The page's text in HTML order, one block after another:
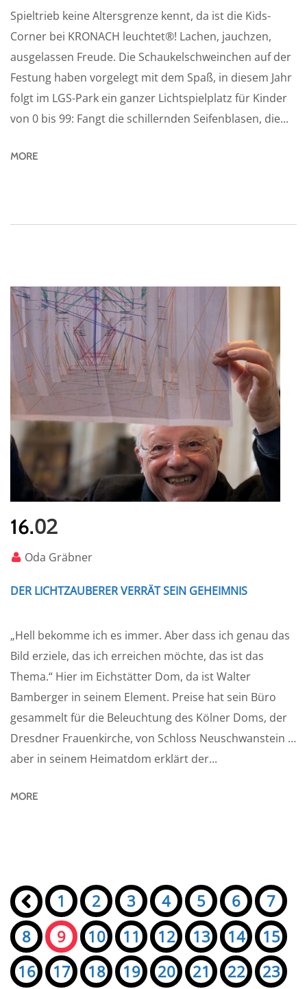
Spieltrieb keine Altersgrenze kennt, da ist die Kids-
Corner bei KRONACH leuchtet®! Lachen, jauchzen,
ausgelassen Freude. Die Schaukelschweinchen auf der
Festung haben vorgelegt mit dem Spaß, in diesem Jahr
folgt im LGS-Park ein ganzer Lichtspielplatz für Kinder
von 0 bis 99: Fangt die schillernden Seifenblasen, die...
MORE
16.02
Oda Gräbner
DER LICHTZAUBERER VERRÄT SEIN GEHEIMNIS
„Hell bekomme ich es immer. Aber dass ich genau das
Bild erziele, das ich erreichen möchte, das ist das
Thema.“ Hier im Eichstätter Dom, da ist Walter
Bamberger in seinem Element. Preise hat sein Büro
gesammelt für die Beleuchtung des Kölner Doms, der
Dresdner Frauenkirche, von Schloss Neuschwanstein …
aber in seinem Heimatdom erklärt der...
MORE
Seiten:
« 1 2 3 4 5 6
7
8
9 10 11 12 13 14
15
16
17 18 19 20 21 22
23